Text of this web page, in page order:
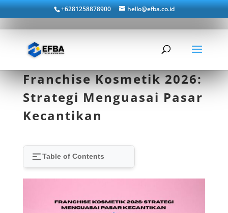
+6281258878900 hello@efba.co.id
Franchise Kosmetik 2026:
Strategi Menguasai Pasar
Kecantikan
Table of Contents